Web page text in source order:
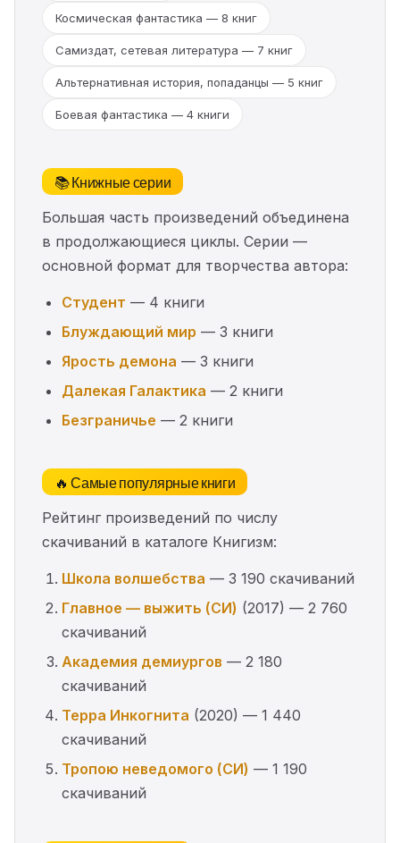
Космическая фантастика — 8 книг
Самиздат, сетевая литература — 7 книг
Альтернативная история, попаданцы — 5 книг
Боевая фантастика — 4 книги
📚 Книжные серии
Большая часть произведений объединена
в продолжающиеся циклы. Серии —
основной формат для творчества автора:
Студент — 4 книги
Блуждающий мир — 3 книги
Ярость демона — 3 книги
Далекая Галактика — 2 книги
Безграничье — 2 книги
🔥 Самые популярные книги
Рейтинг произведений по числу
скачиваний в каталоге Книгизм:
Школа волшебства — 3 190 скачиваний
Главное — выжить (СИ) (2017) — 2 760
скачиваний
Академия демиургов — 2 180
скачиваний
Терра Инкогнита (2020) — 1 440
скачиваний
Тропою неведомого (СИ) — 1 190
скачиваний